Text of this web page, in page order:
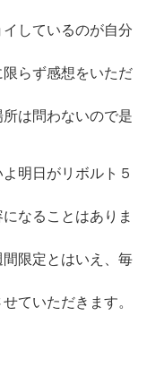
しているのが自分
らず感想をいただ
は問わないので是
明日がリボルト５
なることはありま
限定とはいえ、毎
ていただきます。